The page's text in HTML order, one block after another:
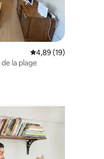
commentaires : 4,97 sur 5
Évaluation moyenne
4,89 (19)
la plage